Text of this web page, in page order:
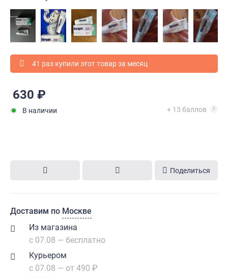
41 раз купили этот товар за месяц
630 ₽
В наличии + 13 баллов
Поделиться
Доставим по Москве
Из магазина
с 07.08 — бесплатно
Курьером
с 07.08 — от 490 ₽